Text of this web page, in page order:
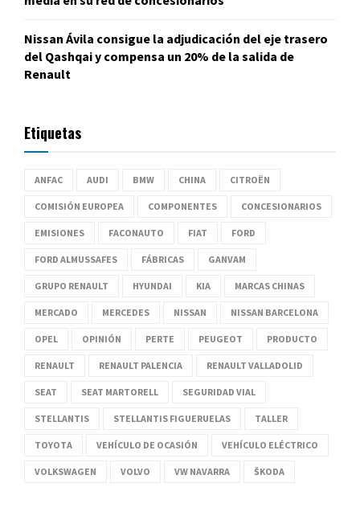
Nissan Ávila consigue la adjudicación del eje trasero
del Qashqai y compensa un 20% de la salida de
Renault
Etiquetas
ANFAC AUDI BMW CHINA CITROËN
COMISIÓN EUROPEA COMPONENTES CONCESIONARIOS
EMISIONES FACONAUTO FIAT FORD
FORD ALMUSSAFES FÁBRICAS GANVAM
GRUPO RENAULT HYUNDAI KIA MARCAS CHINAS
MERCADO MERCEDES NISSAN NISSAN BARCELONA
OPEL OPINIÓN PERTE PEUGEOT PRODUCTO
RENAULT RENAULT PALENCIA RENAULT VALLADOLID
SEAT SEAT MARTORELL SEGURIDAD VIAL
STELLANTIS STELLANTIS FIGUERUELAS TALLER
TOYOTA VEHÍCULO DE OCASIÓN VEHÍCULO ELÉCTRICO
VOLKSWAGEN VOLVO VW NAVARRA ŠKODA